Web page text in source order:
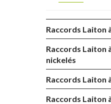
Raccords Laiton
Raccords Laiton
nickelés
Raccords Laiton
Raccords Laiton